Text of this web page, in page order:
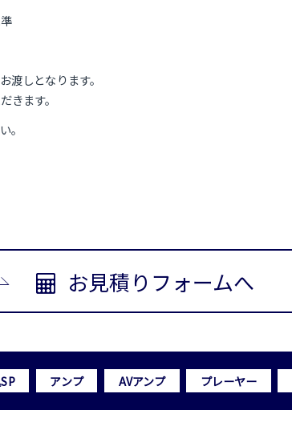
しとなります。
きます。
。
お見積りフォームへ
アンプ AVアンプ プレーヤー